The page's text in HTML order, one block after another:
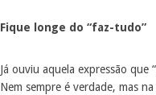
Fique longe do “faz-tudo”
Já ouviu aquela expressão
Nem sempre é verdade, mas